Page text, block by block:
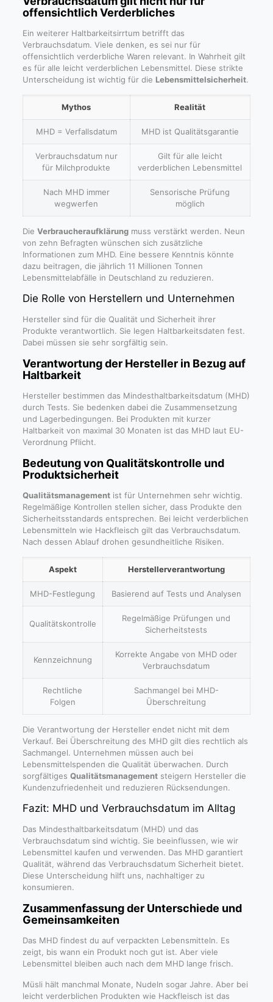
offensichtlich Verderbliches
Ein weiterer Haltbarkeitsirrtum betrifft das
Verbrauchsdatum. Viele denken, es sei nur für
offensichtlich verderbliche Waren relevant. In Wahrheit gilt
es für alle leicht verderblichen Lebensmittel. Diese strikte
Unterscheidung ist wichtig für die Lebensmittelsicherheit.
Mythos Realität
MHD = Verfallsdatum MHD ist Qualitätsgarantie
Verbrauchsdatum nur
für Milchprodukte
Gilt für alle leicht
verderblichen Lebensmittel
Nach MHD immer
wegwerfen
Sensorische Prüfung
möglich
Die Verbraucheraufklärungmuss verstärkt werden. Neun
von zehn Befragten wünschen sich zusätzliche
Informationen zum MHD. Eine bessere Kenntnis könnte
dazu beitragen, die jährlich 11 Millionen Tonnen
Lebensmittelabfälle in Deutschland zu reduzieren.
Die Rolle von Herstellern und Unternehmen
Hersteller sind für die Qualität und Sicherheit ihrer
Produkte verantwortlich. Sie legen Haltbarkeitsdaten fest.
Dabei müssen sie sehr sorgfältig sein.
Verantwortung der Hersteller in Bezug auf
Haltbarkeit
Hersteller bestimmen das Mindesthaltbarkeitsdatum (MHD)
durch Tests. Sie bedenken dabei die Zusammensetzung
und Lagerbedingungen. Bei Produkten mit kurzer
Haltbarkeit von maximal 30 Monaten ist das MHD laut EU-
Verordnung Pflicht.
Bedeutung von Qualitätskontrolle und
Produktsicherheit
Qualitätsmanagementist für Unternehmen sehr wichtig.
Regelmäßige Kontrollen stellen sicher, dass Produkte den
Sicherheitsstandards entsprechen. Bei leicht verderblichen
Lebensmitteln wie Hackfleisch gilt das Verbrauchsdatum.
Nach dessen Ablauf drohen gesundheitliche Risiken.
Aspekt Herstellerverantwortung
MHD-Festlegung Basierend auf Tests und Analysen
Qualitätskontrolle
Regelmäßige Prüfungen und
Sicherheitstests
Kennzeichnung
Korrekte Angabe von MHD oder
Verbrauchsdatum
Rechtliche
Folgen
Sachmangel bei MHD-
Überschreitung
Die Verantwortung der Hersteller endet nicht mit dem
Verkauf. Bei Überschreitung des MHD gilt dies rechtlich als
Sachmangel. Unternehmen müssen auch bei
Lebensmittelspenden die Qualität überwachen. Durch
sorgfältiges Qualitätsmanagementsteigern Hersteller die
Kundenzufriedenheit und reduzieren Rücksendungen.
Fazit: MHD und Verbrauchsdatum im Alltag
Das Mindesthaltbarkeitsdatum (MHD) und das
Verbrauchsdatum sind wichtig. Sie beeinflussen, wie wir
Lebensmittel kaufen und verwenden. Das MHD garantiert
Qualität, während das Verbrauchsdatum Sicherheit bietet.
Diese Unterscheidung hilft uns, nachhaltiger zu
konsumieren.
Zusammenfassung der Unterschiede und
Gemeinsamkeiten
Das MHD findest du auf verpackten Lebensmitteln. Es
zeigt, bis wann ein Produkt noch gut ist. Aber viele
Lebensmittel bleiben auch nach dem MHD lange frisch.
Müsli hält manchmal Monate, Nudeln sogar Jahre. Aber bei
leicht verderblichen Produkten wie Hackfleisch ist das